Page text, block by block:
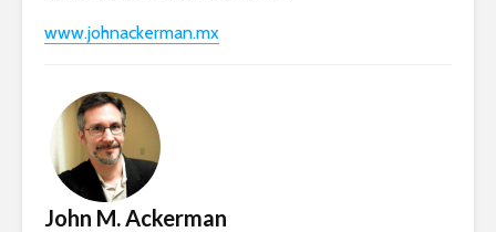
www.johnackerman.mx
John M. Ackerman